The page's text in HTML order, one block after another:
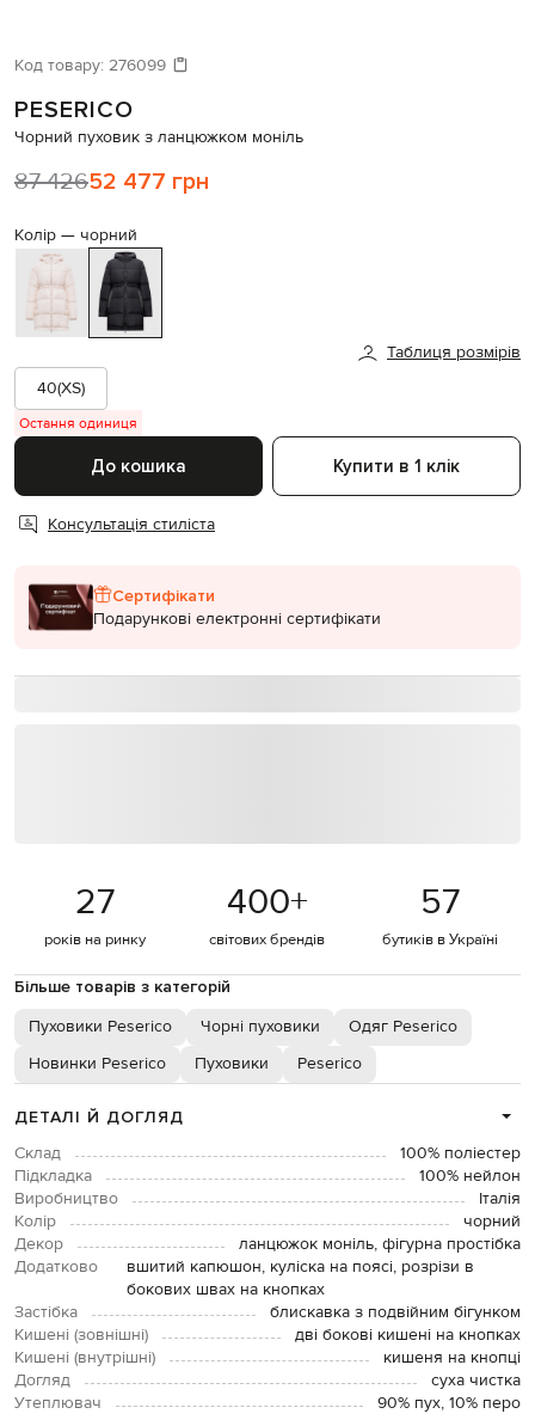
Код товару: 276099
PESERICO
Чорний пуховик з ланцюжком моніль
87 42652 477 грн
Колір — чорний
Таблиця розмірів
40(XS)
Остання одиниця
До кошика Купити в 1 клік
Консультація стиліста
Сертифікати
Подарункові електронні сертифікати
27
років на ринку
400+
світових брендів
57
бутиків в Україні
Більше товарів з категорій
Пуховики Peserico Чорні пуховики
Одяг Peserico
Новинки Peserico
Пуховики Peserico
ДЕТАЛІ Й ДОГЛЯД
Склад
100% поліестер
Підкладка
100% нейлон
Виробництво
Італія
Колір
чорний
Декор
ланцюжок моніль, фігурна простібка
Додатково
вшитий капюшон, куліска на поясі, розрізи в
бокових швах на кнопках
Застібка
блискавка з подвійним бігунком
Кишені (зовнішні)
дві бокові кишені на кнопках
Кишені (внутрішні)
кишеня на кнопці
Догляд
суха чистка
Утеплювач
90% пух, 10% перо